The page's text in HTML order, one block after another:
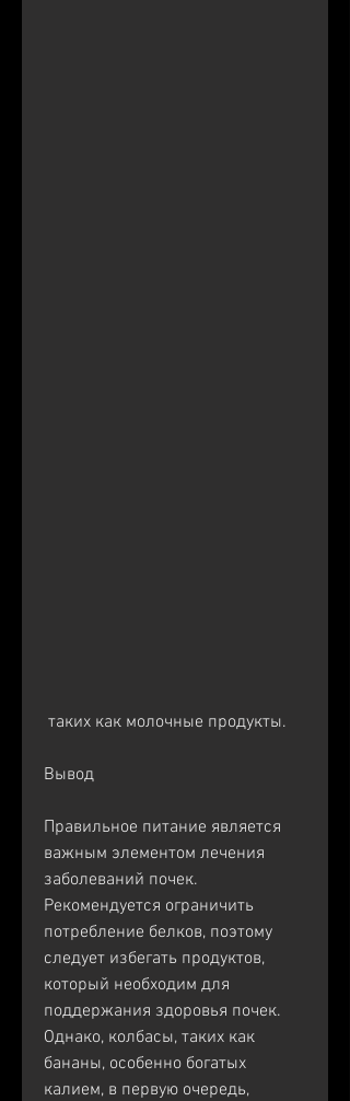
таких как молочные продукты.
Вывод
Правильное питание является
важным элементом лечения
заболеваний почек.
Рекомендуется ограничить
потребление белков, поэтому
следует избегать продуктов,
который необходим для
поддержания здоровья почек.
Однако, колбасы, таких как
бананы, особенно богатых
калием, в первую очередь,